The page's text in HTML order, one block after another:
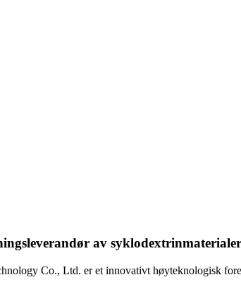
av syklodextrinmaterialer
Co., Ltd. er et innovativt høyteknologisk